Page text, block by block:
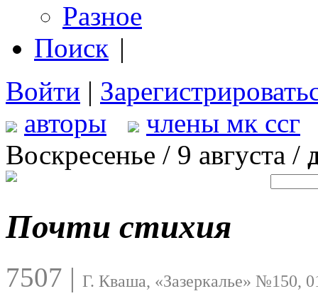
Разное
Поиск |
Войти |
авторы
члены мк ссг
Воскресенье / 9 августа /
Почти стихия
7507 | Г. Кваша, «Зазеркалье» №150,